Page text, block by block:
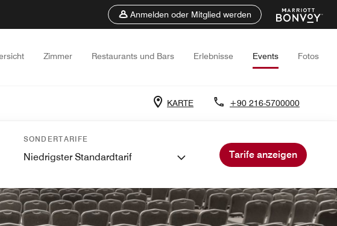
Anmelden oder Mitglied werden
Zimmer Restaurants und Bars Erlebnisse Events Fotos
KARTE +90 216-5700000
SONDERTARIFE
Niedrigster Standardtarif Tarife anzeigen